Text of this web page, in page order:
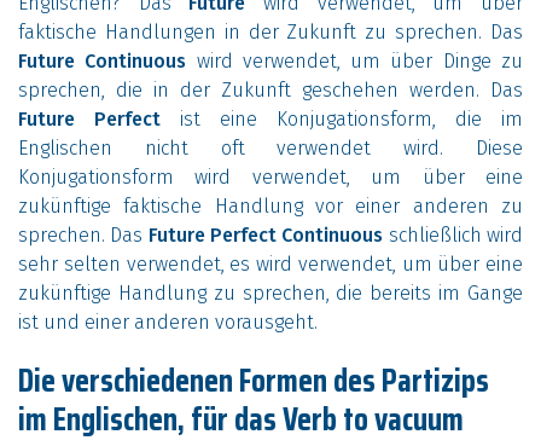
faktische Handlungen in der Zukunft zu sprechen. Das
Future Continuous wird verwendet, um über Dinge zu
sprechen, die in der Zukunft geschehen werden. Das
Future Perfect ist eine Konjugationsform, die im
Englischen nicht oft verwendet wird. Diese
Konjugationsform wird verwendet, um über eine
zukünftige faktische Handlung vor einer anderen zu
sprechen. Das Future Perfect Continuous schließlich wird
sehr selten verwendet, es wird verwendet, um über eine
zukünftige Handlung zu sprechen, die bereits im Gange
ist und einer anderen vorausgeht.
Die verschiedenen Formen des Partizips
im Englischen, für das Verb to vacuum